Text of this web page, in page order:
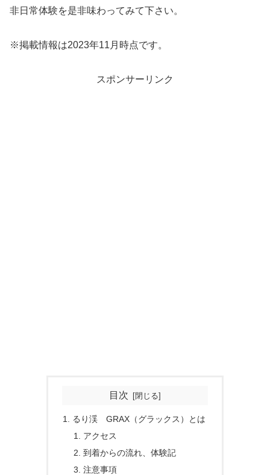
非日常体験を是非味わってみて下さい。
※掲載情報は2023年11月時点です。
スポンサーリンク
目次
るり渓 GRAX（グラックス）とは
アクセス
到着からの流れ、体験記
注意事項